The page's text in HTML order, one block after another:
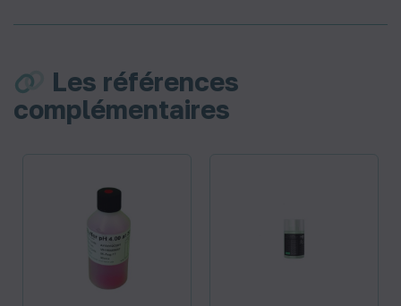
Les références
complémentaires